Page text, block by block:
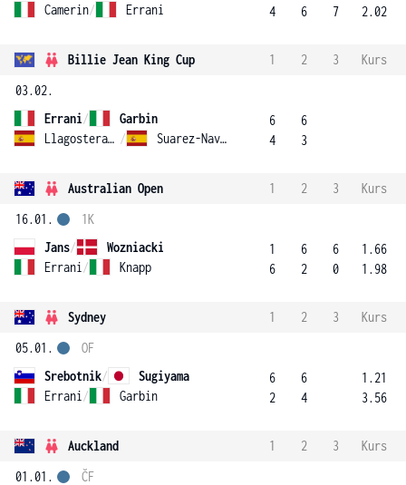
Camerin/ Errani
4
6
7
2.02
Billie Jean King Cup 1 2 3
Kurs
03.02.
Errani/
Garbin
Llagostera Vives / Suarez-Navarro
6
4
6
3
Australian Open 1 2 3
Kurs
16.01.
Jans/
Wozniacki
Errani / Knapp
1K
1
6
6
2
6
0
1.66
1.98
Sydney 1 2 3
Kurs
05.01.
Srebotnik/
Sugiyama
Errani / Garbin
OF
6
2
6
4
1.21
3.56
Auckland 1 2 3
Kurs
01.01.
ČF